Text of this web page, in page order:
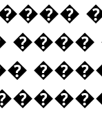
����